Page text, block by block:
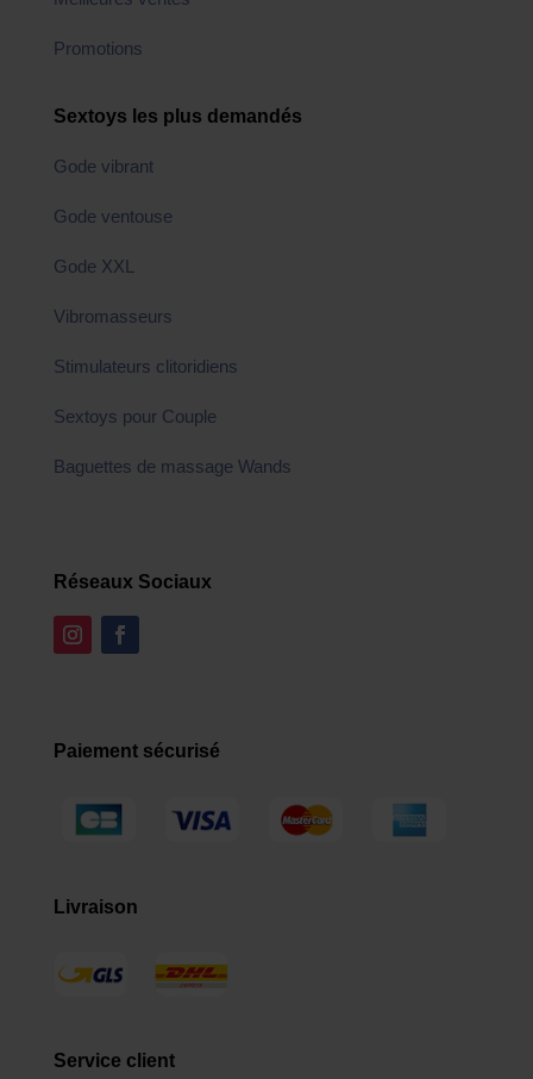
Promotions
Sextoys les plus demandés
Gode vibrant
Gode ventouse
Gode XXL
Vibromasseurs
Stimulateurs clitoridiens
Sextoys pour Couple
Baguettes de massage Wands
Réseaux Sociaux
Paiement sécurisé
Livraison
Service client